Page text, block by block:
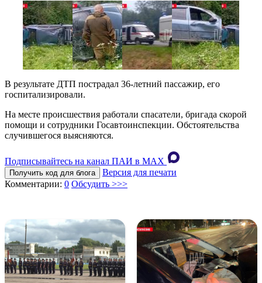
В результате ДТП пострадал 36-летний пассажир, его
госпитализировали.
На месте происшествия работали спасатели, бригада скорой
помощи и сотрудники Госавтоинспекции. Обстоятельства
случившегося выясняются.
Подписывайтесь на канал ПАИ в MAХ
Получить код для блога
Версия для печати
Комментарии: 0 Обсудить >>>